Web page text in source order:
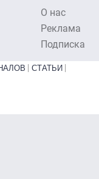
О нас
Реклама
Подписка
СТАТЬИ